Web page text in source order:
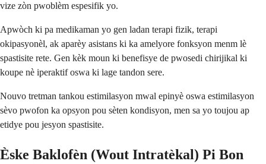
vize zòn pwoblèm espesifik yo.
Apwòch ki pa medikaman yo gen ladan terapi fizik, terapi
okipasyonèl, ak aparèy asistans ki ka amelyore fonksyon menm lè
spastisite rete. Gen kèk moun ki benefisye de pwosedi chirijikal ki
koupe nè iperaktif oswa ki lage tandon sere.
Nouvo tretman tankou estimilasyon mwal epinyè oswa estimilasyon
sèvo pwofon ka opsyon pou sèten kondisyon, men sa yo toujou ap
etidye pou jesyon spastisite.
Èske Baklofèn (Wout Intratèkal) Pi Bon